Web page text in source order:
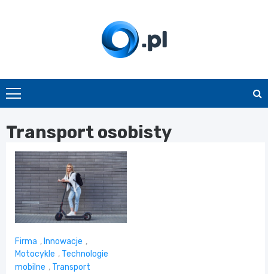
O.pl
Transport osobisty
Firma , Innowacje ,
Motocykle , Technologie
mobilne , Transport